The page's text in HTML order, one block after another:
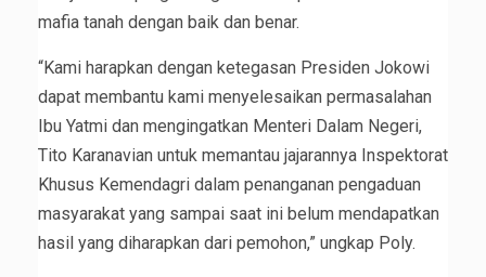
mafia tanah dengan baik dan benar.
“Kami harapkan dengan ketegasan Presiden Jokowi
dapat membantu kami menyelesaikan permasalahan
Ibu Yatmi dan mengingatkan Menteri Dalam Negeri,
Tito Karanavian untuk memantau jajarannya Inspektorat
Khusus Kemendagri dalam penanganan pengaduan
masyarakat yang sampai saat ini belum mendapatkan
hasil yang diharapkan dari pemohon,” ungkap Poly.